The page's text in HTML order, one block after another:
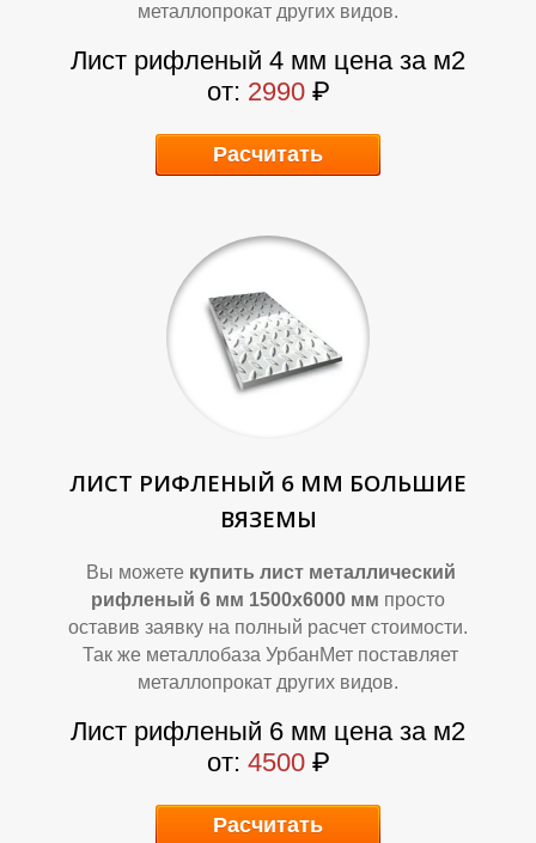
В
металлопрокат других видов.
Лист рифленый 4 мм цена за м2
от: 2990 ₽
Расчитать
ЛИСТ РИФЛЕНЫЙ 6 ММ БОЛЬШИЕ
ВЯЗЕМЫ
Вы можете купить лист металлический
рифленый 6 мм 1500х6000 мм просто
оставив заявку на полный расчет стоимости.
Так же металлобаза УрбанМет поставляет
металлопрокат других видов.
Лист рифленый 6 мм цена за м2
от: 4500 ₽
Расчитать
В